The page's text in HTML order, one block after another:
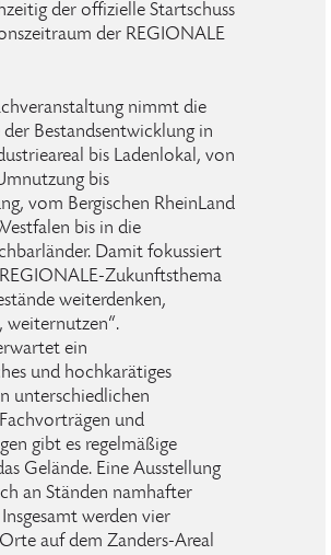
der offizielle Startschuss
der REGIONALE
nimmt die
der Bestandsentwicklung in
bis Ladenlokal, von
bis
vom Bergischen RheinLand
bis in die
Damit fokussiert
Zukunftsthema
weiterdenken,
weiternutzen“.
ein
und hochkarätiges
unterschiedlichen
und
gibt es regelmäßige
Gelände. Eine Ausstellung
an Ständen namhafter
werden vier
auf dem Zanders-Areal